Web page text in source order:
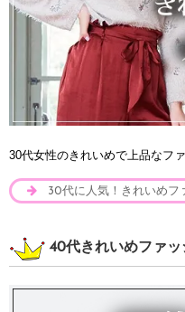
30代女性のきれいめで上品なフ
30代に人気！きれいめフ
40代きれいめファ